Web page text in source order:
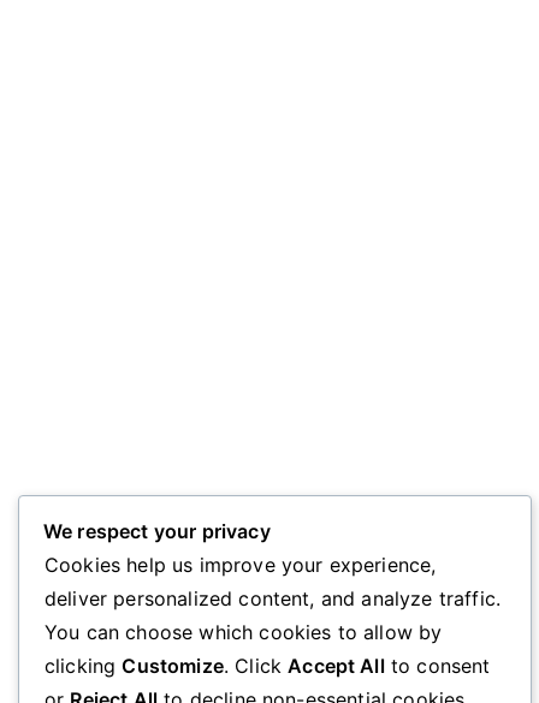
We respect your privacy
Cookies help us improve your experience,
deliver personalized content, and analyze traffic.
You can choose which cookies to allow by
clickingCustomize. ClickAccept Allto consent